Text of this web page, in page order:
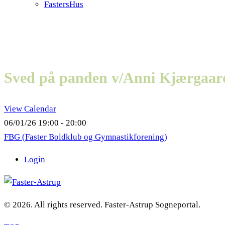
FastersHus
Sved på panden v/Anni
View Calendar
06/01/26 19:00 - 20:00
FBG (Faster Boldklub og Gymnastikforening)
Login
© 2026. All rights reserved. Faster-Astrup Sogneportal.